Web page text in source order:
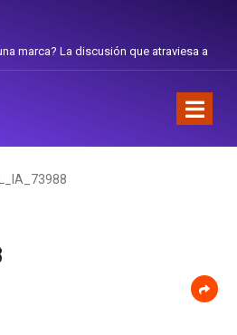
marca? La discusión que atraviesa a